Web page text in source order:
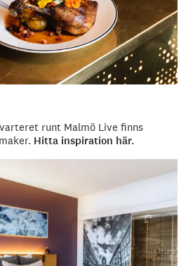
runt Malmö Live finns
Hitta inspiration här.